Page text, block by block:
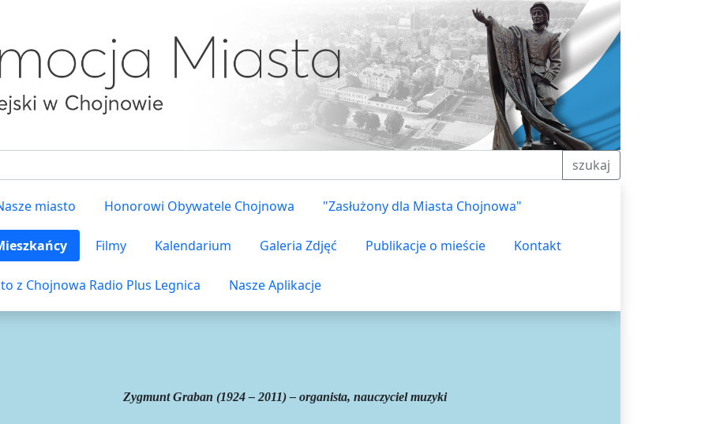
szukaj
miasto Honorowi Obywatele Chojnowa "Zasłużony dla Miasta Chojnowa"
Filmy Kalendarium Galeria Zdjęć Publikacje o mieście Kontakt
z Chojnowa Radio Plus Legnica Nasze Aplikacje
Zygmunt Graban (1924 – 2011) – organista, nauczyciel muzyki